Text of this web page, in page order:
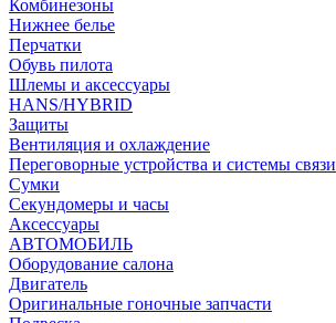
Комбинезоны
Нижнее белье
Перчатки
Обувь пилота
Шлемы и аксессуары
HANS/HYBRID
Защиты
Вентиляция и охлаждение
Переговорные устройства и системы связи
Сумки
Секундомеры и часы
Аксессуары
АВТОМОБИЛЬ
Оборудование салона
Двигатель
Оригинальные гоночные запчасти